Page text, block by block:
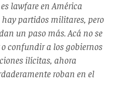
lawfareen América
partidos militares, pero
un paso más. Acá no se
confundir a los gobiernos
ilícitas, ahora
roban en el